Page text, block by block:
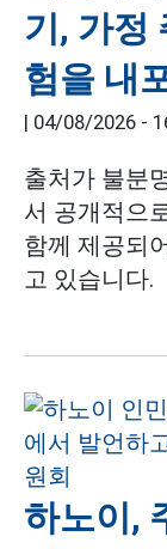
기, 가정
험을 내
| 04/08/2026 -
출처가 불분
서 공개적으
함께 제공되
고 있습니다.
하노이,